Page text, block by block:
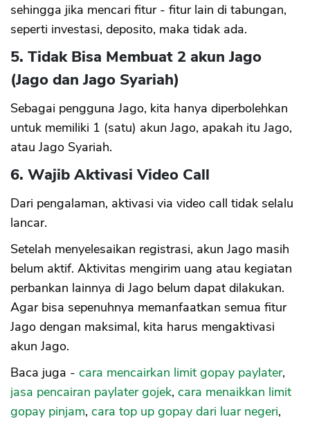
sehingga jika mencari fitur - fitur lain di tabungan,
seperti investasi, deposito, maka tidak ada.
5. Tidak Bisa Membuat 2 akun Jago
(Jago dan Jago Syariah)
Sebagai pengguna Jago, kita hanya diperbolehkan
untuk memiliki 1 (satu) akun Jago, apakah itu Jago,
atau Jago Syariah.
6. Wajib Aktivasi Video Call
Dari pengalaman, aktivasi via video call tidak selalu
lancar.
Setelah menyelesaikan registrasi, akun Jago masih
belum aktif. Aktivitas mengirim uang atau kegiatan
perbankan lainnya di Jago belum dapat dilakukan.
Agar bisa sepenuhnya memanfaatkan semua fitur
Jago dengan maksimal, kita harus mengaktivasi
akun Jago.
Baca juga - cara mencairkan limit gopay paylater,
jasa pencairan paylater gojek, cara menaikkan limit
gopay pinjam, cara top up gopay dari luar negeri,